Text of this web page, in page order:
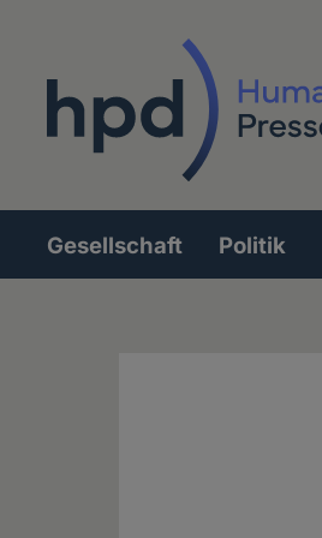
Hauptnavigation
Gesellschaft Politik